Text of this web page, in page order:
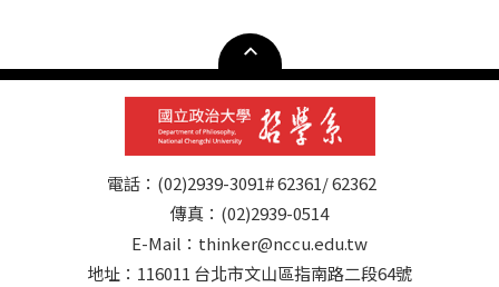
電話：(02)2939-3091# 62361/ 62362
傳真：(02)2939-0514
E-Mail：thinker@nccu.edu.tw
地址：116011 台北市文山區指南路二段64號